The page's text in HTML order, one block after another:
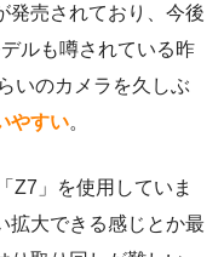
発売されており、今後
ルも噂されている昨
いのカメラを久しぶ
やすい。
Z7」を使用していま
拡大できる感じとか最